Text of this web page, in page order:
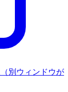
（別ウィンドウが